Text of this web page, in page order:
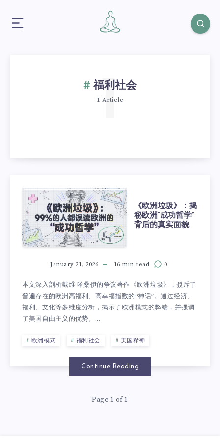
福利社会
1 Article
1
《欧洲垃圾》：揭
秘欧洲“成功哲学”
背后的真实面貌
January 21, 2026 16 min read 0
本文深入剖析戴维·哈桑伊的争议著作《欧洲垃圾》，驳斥了
普遍存在的欧洲高福利、高幸福指数的“神话”。通过经济、
福利、文化等多维度分析，揭示了欧洲模式的弊端，并强调
了美国自由主义的优势。...
欧洲模式 福利社会 美国精神
Continue Reading
Page 1 of 1